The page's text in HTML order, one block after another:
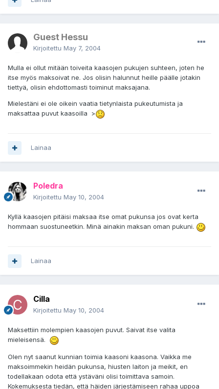
Guest Hessu
Kirjoitettu May 7, 2004
Mulla ei ollut mitään toiveita kaasojen pukujen suhteen, joten he
itse myös maksoivat ne. Jos olisin halunnut heille päälle jotakin
tiettyä, olisin ehdottomasti toiminut maksajana.
Mielestäni ei ole oikein vaatia tietynlaista pukeutumista ja
maksattaa puvut kaasoilla >
Lainaa
Poledra
Kirjoitettu May 10, 2004
Kyllä kaasojen pitäisi maksaa itse omat pukunsa jos ovat kerta
hommaan suostuneetkin. Minä ainakin maksan oman pukuni.
Lainaa
Cilla
Kirjoitettu May 10, 2004
Maksettiin molempien kaasojen puvut. Saivat itse valita
mieleisensä.
Olen nyt saanut kunnian toimia kaasoni kaasona. Vaikka me
maksoimmekin heidän pukunsa, hiusten laiton ja meikit, en
todellakaan odota että ystäväni olisi toimittava samoin.
Kokemuksesta tiedän, että häiden järjestämiseen rahaa uppoa